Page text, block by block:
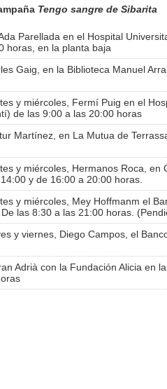
Tengo sangre de Sibarita
Parellada en el Hospital
horas, en la planta baja
Gaig, en la Biblioteca Manuel
y miércoles, Fermí Puig en el
de las 9:00 a las 20:00 horas
Martínez, en La Mutua de
y miércoles, Hermanos Roca, en
y de 16:00 a 20:00 horas.
y miércoles, Mey Hoffmanm el
las 8:30 a las 21:00 horas.
y viernes, Diego Campos, el
Adrià con la Fundación Alicia en